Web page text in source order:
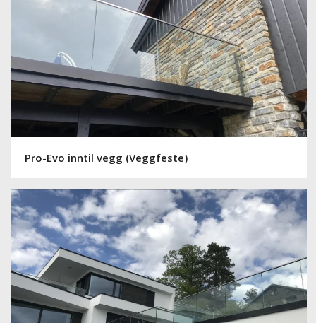
Pro-Evo inntil vegg (Veggfeste)